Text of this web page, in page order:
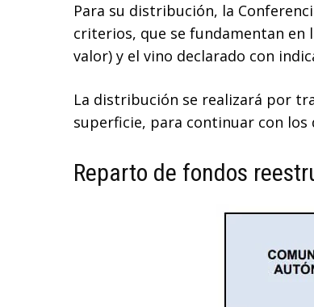
Para su distribución, la
criterios, que se fundamentan en
valor) y el vino declarado con
La distribución se realizará por
superficie, para continuar con los
Reparto de fondos